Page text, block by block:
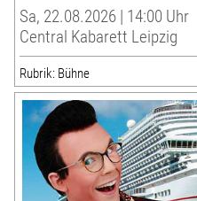
Sa, 22.08.2026 | 14:00 Uhr
Central Kabarett Leipzig
Rubrik: Bühne